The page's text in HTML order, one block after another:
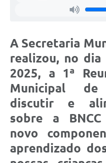
A Secretaria
realizou, no dia
2025, a 1ª
Municipal de
discutir e
sobre a
novo
aprendizado